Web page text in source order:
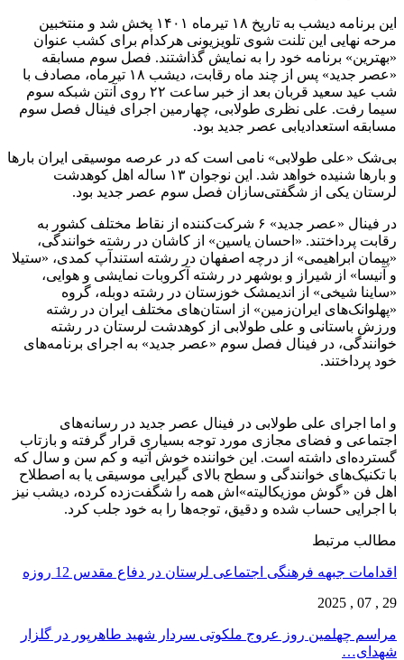
این برنامه دیشب به تاریخ ۱۸ تیرماه ۱۴۰۱ پخش شد و منتخبین
مرحه نهایی این تلنت شوی تلویزیونی هرکدام برای کشب عنوان
«بهترین» برنامه خود را به نمایش گذاشتند. فصل سوم مسابقه
«عصر جدید» پس از چند ماه رقابت، دیشب ۱۸ تیرماه، مصادف با
شب عید سعید قربان بعد از خبر ساعت ۲۲ روی آنتن شبکه سوم
سیما رفت. علی نظری طولابی، چهارمین اجرای فینال فصل سوم
مسابقه استعدادیابی عصر جدید بود.
بی‌شک «علی طولابی» نامی است که در عرصه موسیقی ایران بارها
و بارها شنیده خواهد شد. این نوجوان ۱۳ ساله اهل کوهدشت
لرستان یکی از شگفتی‌سازان فصل سوم عصر جدید بود.
در فینال «عصر جدید» ۶ شرکت‌کننده از نقاط مختلف کشور به
رقابت پرداختند. «احسان یاسین» از کاشان در رشته خوانندگی،
«پیمان ابراهیمی» از درچه اصفهان در رشته استندآپ کمدی، «ستیلا
و آنیسا» از شیراز و بوشهر در رشته آکروبات نمایشی و هوایی،
«ساینا شیخی» از اندیمشک خوزستان در رشته دوبله، گروه
«پهلوانک‌های ایران‌زمین» از استان‌های مختلف ایران در رشته
ورزش باستانی و علی طولابی از کوهدشت لرستان در رشته
خوانندگی، در فینال فصل سوم «عصر جدید» به اجرای برنامه‌های
خود پرداختند.
و اما اجرای علی طولابی در فینال عصر جدید در رسانه‌های
اجتماعی و فضای مجازی مورد توجه بسیاری قرار گرفته و بازتاب
گسترده‌ای داشته است. این خواننده خوش آتیه و کم سن و سال که
با تکنیک‌های خوانندگی و سطح بالای گیرایی موسیقی یا به اصطلاح
اهل فن «گوش موزیکالیته»‌اش همه را شگفت‌زده کرده، دیشب نیز
با اجرایی حساب شده و دقیق، توجه‌ها را به خود جلب کرد.
مطالب مرتبط
اقدامات جبهه فرهنگی اجتماعی لرستان در دفاع مقدس 12 روزه
29 , 07 , 2025
مراسم چهلمین روز عروج ملکوتی سردار شهید طاهرپور در گلزار
شهدای…